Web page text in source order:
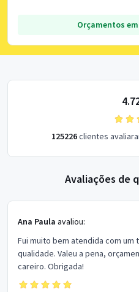
Orçamentos
125226clientes
Avaliações de
Ana Paula avaliou:
Fui muito bem atendida com um
qualidade. Valeu a pena,
careiro. Obrigada!